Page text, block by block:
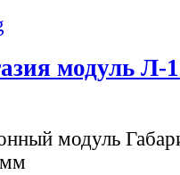
модуль Л-
модуль